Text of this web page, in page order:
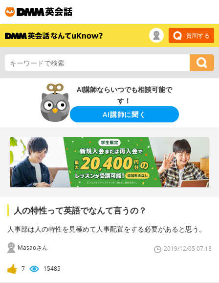
質問する
AI講師ならいつでも相談可能で
す！
AI講師に聞く
人の特性って英語でなんて言うの？
人事部は人の特性を見極めて人事配置をする必要があると思う。
Masaoさん 2019/12/05 07:18
7 15485